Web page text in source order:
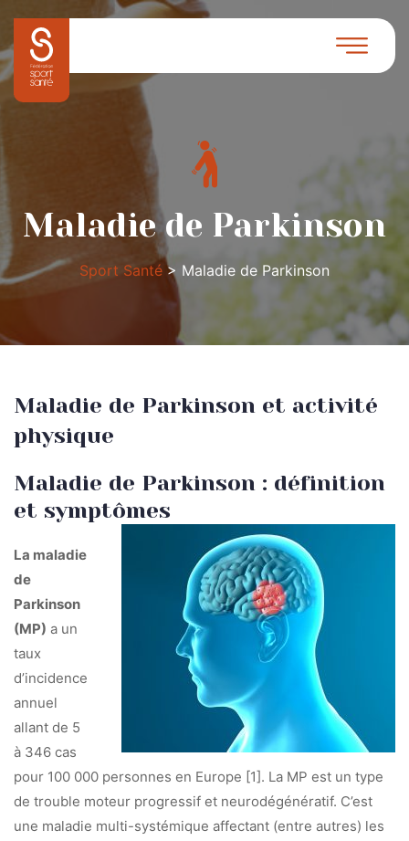
Maladie de Parkinson
Sport Santé > Maladie de Parkinson
Maladie de Parkinson et activité
physique
Maladie de Parkinson : définition
et symptômes
La maladie
de
Parkinson
(MP) a un
taux
d’incidence
annuel
allant de 5
à 346 cas
pour 100 000 personnes en Europe [1]. La MP est un type
de trouble moteur progressif et neurodégénératif. C’est
une maladie multi-systémique affectant (entre autres) les